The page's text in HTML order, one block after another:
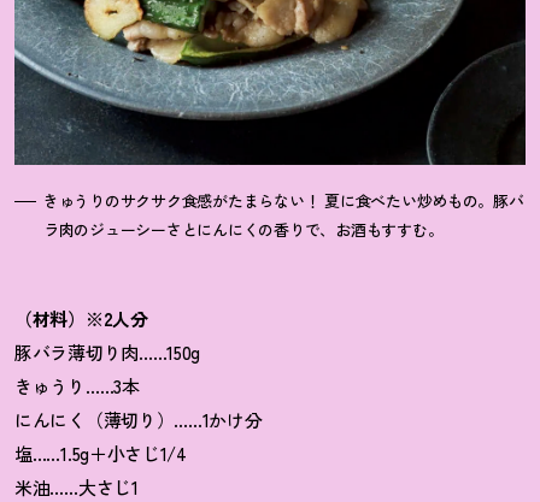
きゅうりのサクサク食感がたまらない ！ 夏に食べたい炒めもの。豚バ
ラ肉のジューシーさとにんにくの香りで、お酒もすすむ。
（材料）※2人分
豚バラ薄切り肉……150g
きゅうり……3本
にんにく（薄切り）……1かけ分
塩……1.5g＋小さじ1/4
米油……大さじ1